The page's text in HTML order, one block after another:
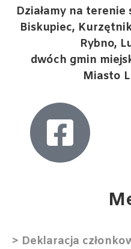
Działamy na
Biskupiec,
Rybno,
dwóch gmin
Miasto
> Deklaracja